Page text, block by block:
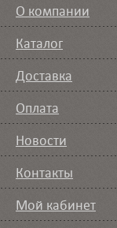
О компании
Каталог
Доставка
Оплата
Новости
Контакты
Мой кабинет